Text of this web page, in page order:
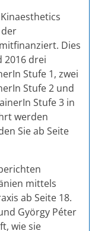
Dies
2016 drei
Stufe 1, zwei
Stufe 2 und
Stufe 3 in
werden
Sie ab Seite
mittels
ab Seite 18.
György Péter
wie sie